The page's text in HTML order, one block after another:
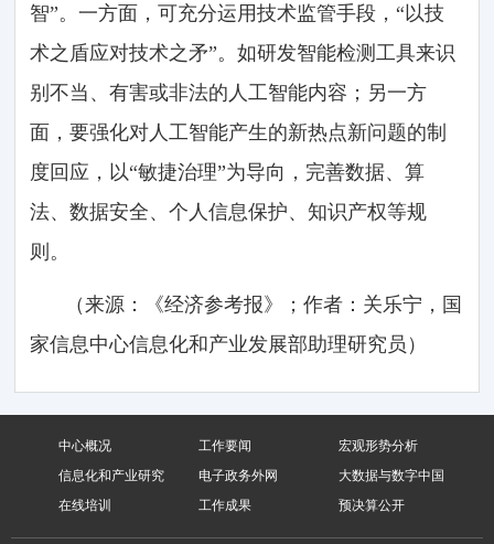
智”。一方面，可充分运用技术监管手段，“以技
术之盾应对技术之矛”。如研发智能检测工具来识
别不当、有害或非法的人工智能内容；另一方
面，要强化对人工智能产生的新热点新问题的制
度回应，以“敏捷治理”为导向，完善数据、算
法、数据安全、个人信息保护、知识产权等规
则。
（来源：《经济参考报》；作者：关乐宁，国
家信息中心信息化和产业发展部助理研究员）
中心概况 工作要闻
宏观形势分析
信息化和产业研究
电子政务外网
大数据与数字中国
在线培训
工作成果 预决算公开